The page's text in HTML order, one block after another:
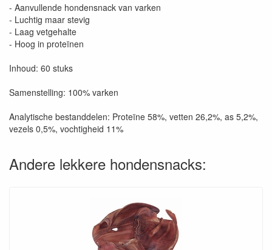
- Aanvullende hondensnack van varken
- Luchtig maar stevig
- Laag vetgehalte
- Hoog in proteïnen
Inhoud: 60 stuks
Samenstelling: 100% varken
Analytische bestanddelen: Proteïne 58%, vetten 26,2%, as 5,2%,
vezels 0,5%, vochtigheid 11%
Andere lekkere hondensnacks: